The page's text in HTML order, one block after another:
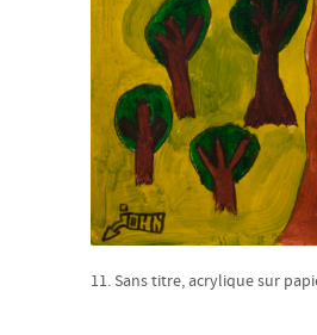
11. Sans titre, acrylique sur